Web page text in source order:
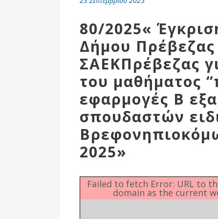
Επιτροπή
Δημοτικές
Ενότητες
Αθλητικές
Εκδηλώσεις
80/2025«
Δήμου
ΣΑΕΚΠρέβεζας
του μαθήματος
εφαρμογές Β
σπουδαστών
2025»
Failed to fetch Error: URL to
domain as the current